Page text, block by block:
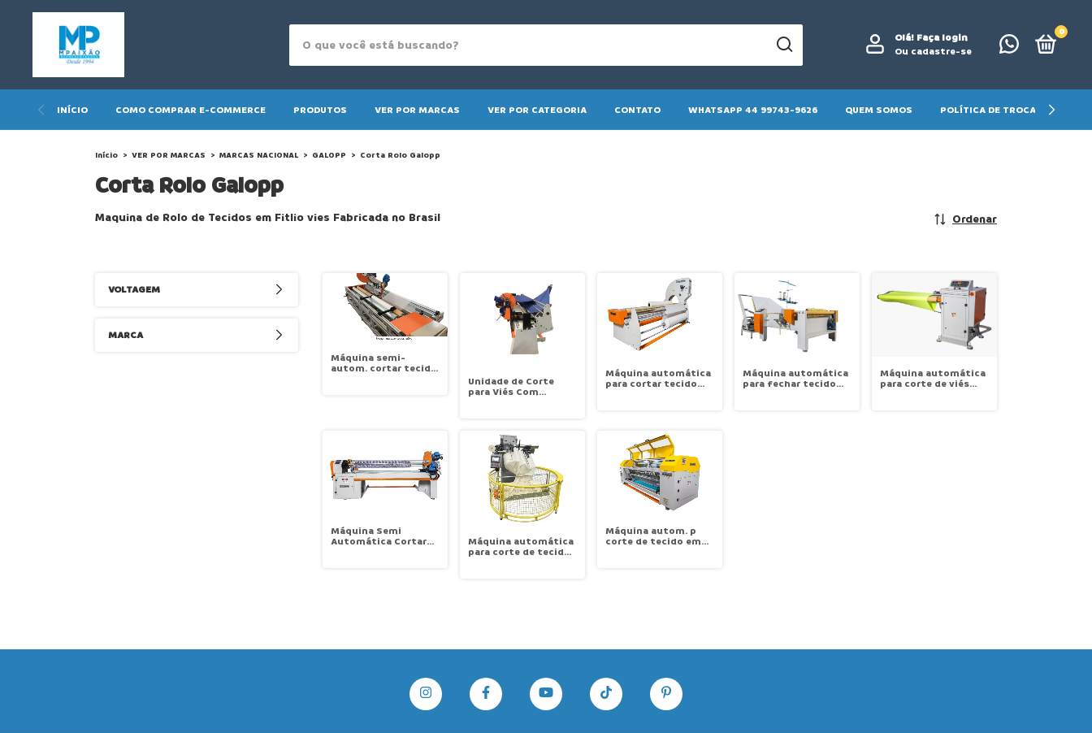
Olá! Faça login
Ou cadastre-se
0
INÍCIO COMO COMPRAR E-COMMERCE PRODUTOS VER POR MARCAS VER POR CATEGORIA CONTATO WHATSAPP 44 99743-9626 QUEM SOMOS POLÍTICA DE TROCA E
Início > VER POR MARCAS > MARCAS NACIONAL > GALOPP > Corta Rolo Galopp
Corta Rolo Galopp
Maquina de Rolo de Tecidos em Fitlio vies Fabricada no Brasil Ordenar
VOLTAGEM
MARCA
Máquina semi-
autom. cortar tecido
Unidade de Corte
para Viés Com
Máquina automática
para cortar tecido
Máquina automática
para fechar tecido
Máquina automática
para corte de viés
Máquina Semi
Automática Cortar Máquina automática
para corte de tecido
Máquina autom. p
corte de tecido em